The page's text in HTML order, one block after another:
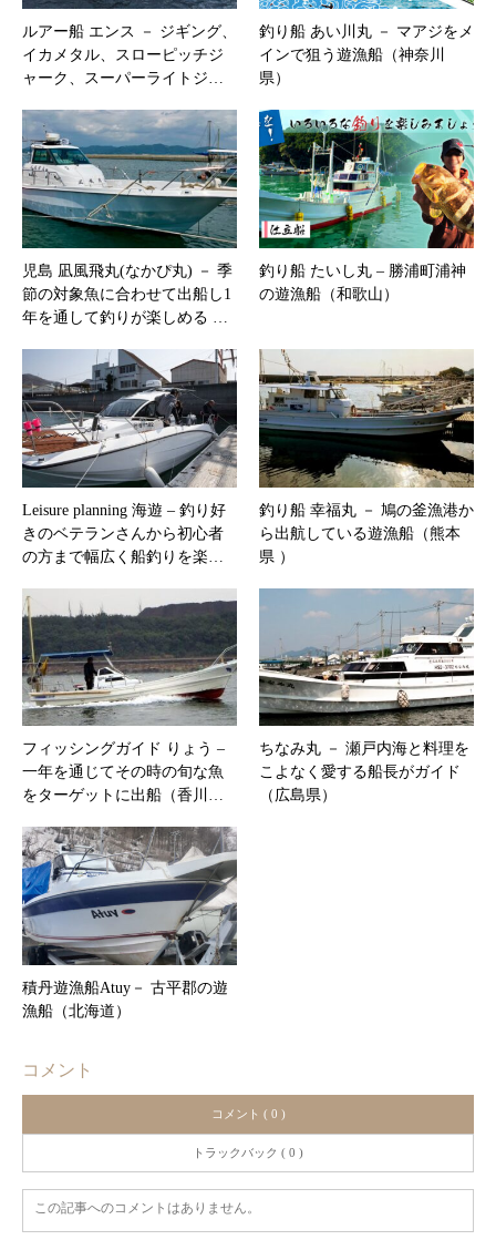
ルアー船 エンス － ジギング、
イカメタル、スローピッチジ
ャーク、スーパーライトジ…
釣り船 あい川丸 － マアジをメ
インで狙う遊漁船（神奈川
県）
児島 凪風飛丸(なかぴ丸) － 季
節の対象魚に合わせて出船し1
年を通して釣りが楽しめる …
釣り船 たいし丸 – 勝浦町浦神
の遊漁船（和歌山）
Leisure planning 海遊 – 釣り好
きのベテランさんから初心者
の方まで幅広く船釣りを楽…
釣り船 幸福丸 － 鳩の釜漁港か
ら出航している遊漁船（熊本
県 ）
フィッシングガイド りょう –
一年を通じてその時の旬な魚
をターゲットに出船（香川…
ちなみ丸 － 瀬戸内海と料理を
こよなく愛する船長がガイド
（広島県）
積丹遊漁船Atuy－ 古平郡の遊
漁船（北海道）
コメント
コメント ( 0 )
トラックバック ( 0 )
この記事へのコメントはありません。